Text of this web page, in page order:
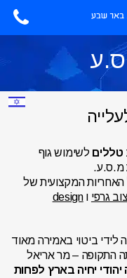
טללים לשימוש גוף
מ.ס.ע.
המקצועית של
גרפי וdesign
ביטוי באמירה מאוד
התקופה – מר אריאל
יהודי יחיה בארץ לפחות